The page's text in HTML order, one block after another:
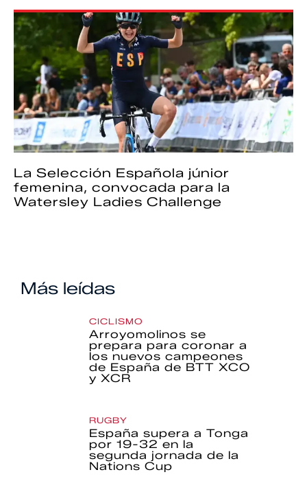
La Selección Española júnior
femenina, convocada para la
Watersley Ladies Challenge
Más leídas
CICLISMO
Arroyomolinos se
prepara para coronar a
los nuevos campeones
de España de BTT XCO
y XCR
RUGBY
España supera a Tonga
por 19-32 en la
segunda jornada de la
Nations Cup